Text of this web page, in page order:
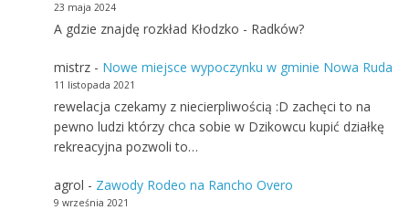
23 maja 2024
A gdzie znajdę rozkład Kłodzko - Radków?
mistrz- Nowe miejsce wypoczynku w gminie Nowa Ruda
11 listopada 2021
rewelacja czekamy z niecierpliwością :D zachęci to na
pewno ludzi którzy chca sobie w Dzikowcu kupić działkę
rekreacyjna pozwoli to…
agrol - Zawody Rodeo na Rancho Overo
9 września 2021